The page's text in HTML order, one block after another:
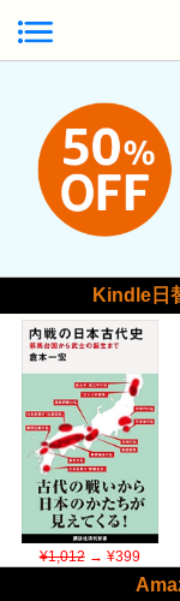
Kindle日
¥1,012→ ¥399